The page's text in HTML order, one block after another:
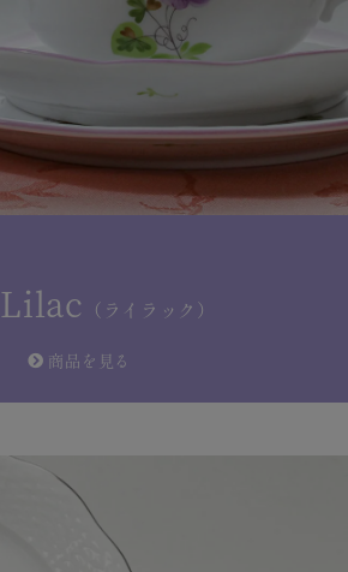
Lilac （ライラック）
商品を見る